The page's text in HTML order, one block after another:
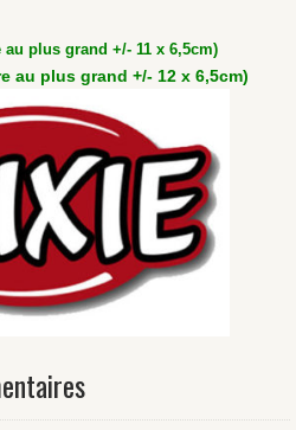
plus grand +/- 11 x 6,5cm)
au plus grand +/- 12 x 6,5cm)